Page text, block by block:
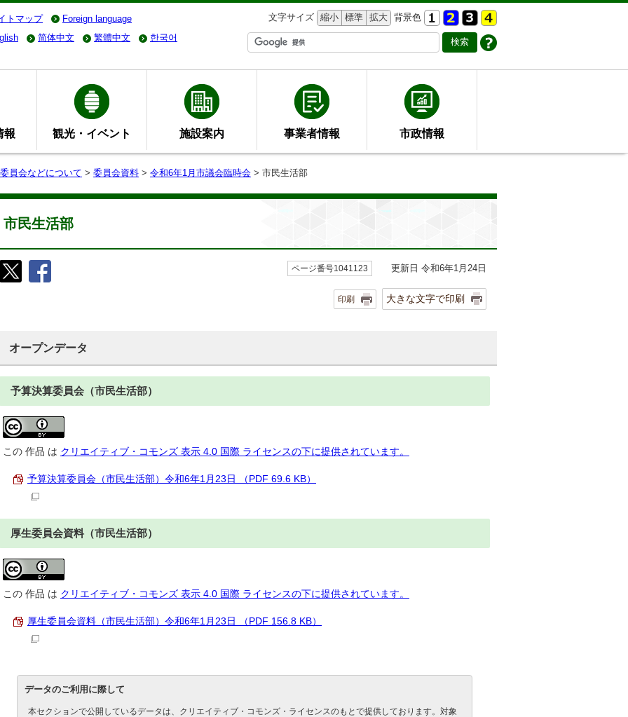
トマップ Foreign language 文字サイズ 縮小 標準 拡大 背景色
简体中文 繁體中文 한국어
報 観光・イベント 施設案内 事業者情報 市政情報
委員会などについて > 委員会資料 > 令和6年1月市議会臨時会 > 市民生活部
市民生活部
ページ番号1041123 更新日 令和6年1月24日
印刷 大きな文字で印刷
オープンデータ
予算決算委員会（市民生活部）
この 作品 は クリエイティブ・コモンズ 表示 4.0 国際 ライセンスの下に提供されています。
予算決算委員会（市民生活部）令和6年1月23日 （PDF 69.6 KB）
厚生委員会資料（市民生活部）
この 作品 は クリエイティブ・コモンズ 表示 4.0 国際 ライセンスの下に提供されています。
厚生委員会資料（市民生活部）令和6年1月23日 （PDF 156.8 KB）
データのご利用に際して
本セクションで公開しているデータは、クリエイティブ・コモンズ・ライセンスのもとで提供しております。対象